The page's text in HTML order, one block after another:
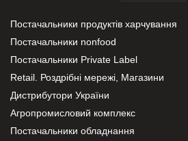
Постачальники продуктів харчування
Постачальники nonfood
Постачальники Private Label
Retail. Роздрібні мережі, Магазини
Дистрибутори України
Агропромисловий комплекс
Постачальники обладнання